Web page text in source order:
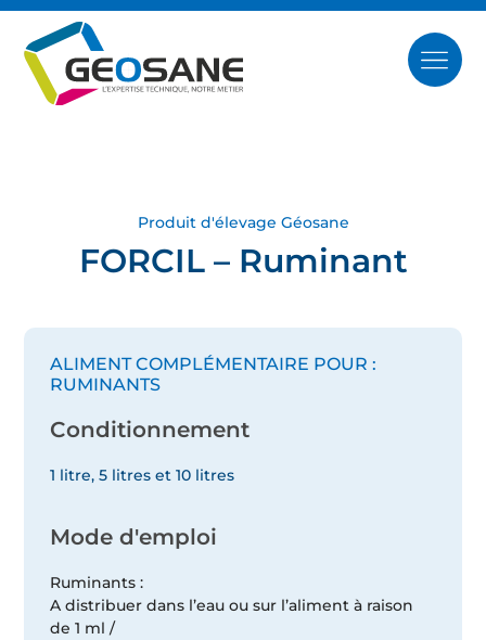
Produit d'élevage Géosane
FORCIL – Ruminant
ALIMENT COMPLÉMENTAIRE POUR :
RUMINANTS
Conditionnement
1 litre, 5 litres et 10 litres
Mode d'emploi
Ruminants :
A distribuer dans l’eau ou sur l’aliment à raison
de 1 ml /